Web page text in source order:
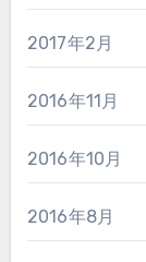
2017年2月
2016年11月
2016年10月
2016年8月